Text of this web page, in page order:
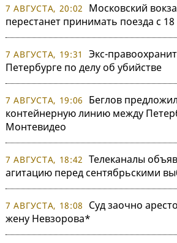
7 АВГУСТА, 20:02
Московский
перестанет принимать поезда с 18
7 АВГУСТА, 19:31
Экс-
Петербурге по делу об убийстве
7 АВГУСТА, 19:06
Беглов
контейнерную линию между
Монтевидео
7 АВГУСТА, 18:42 Телеканалы
агитацию перед сентябрьскими
7 АВГУСТА, 18:08
Суд заочно
жену Невзорова*